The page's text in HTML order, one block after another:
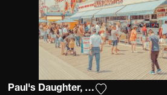
Paul's Daughter, Coney Island